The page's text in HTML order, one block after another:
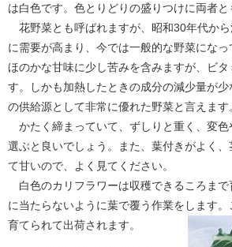
は白色です。色とりどりの盛りつけに両者と
花野菜とも呼ばれますが、昭和30年代か
に需要が高まり、今では一般的な野菜になっ
ほのかな甘味に少し苦みを含みますが、ビタ
す。しかも加熱したときの成分の減少量が少
の供給源として非常に優れた野菜と言えます
かたく締まっていて、ずしりと重く、変色
選ぶと良いでしょう。また、葉付きがよく、
て甘いので、よく見てください。
白色のカリフラワーは収穫できるころまで
に当たらないように葉で覆う作業をします
育てられて出荷されます。